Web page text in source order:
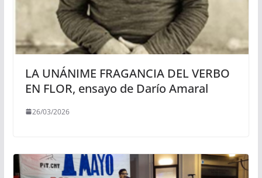
LA UNÁNIME FRAGANCIA DEL VERBO
EN FLOR, ensayo de Darío Amaral
26/03/2026